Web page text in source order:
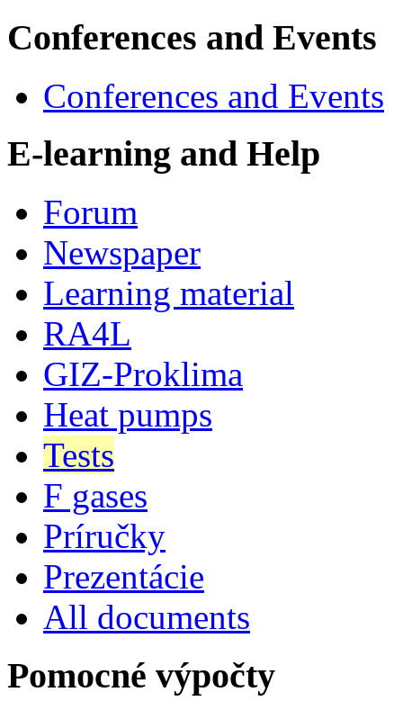
Conferences and Events
Conferences and Events
E-learning and Help
Forum
Newspaper
Learning material
RA4L
GIZ-Proklima
Heat pumps
Tests
F gases
Príručky
Prezentácie
All documents
Pomocné výpočty